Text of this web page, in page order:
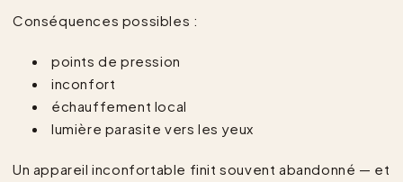
Conséquences possibles :
points de pression
inconfort
échauffement local
lumière parasite vers les yeux
Un appareil inconfortable finit souvent abandonné — et